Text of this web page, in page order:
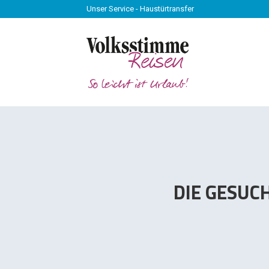
Unser Service - Haustürtransfer
Unser Service - Haustürtransfer
DIE